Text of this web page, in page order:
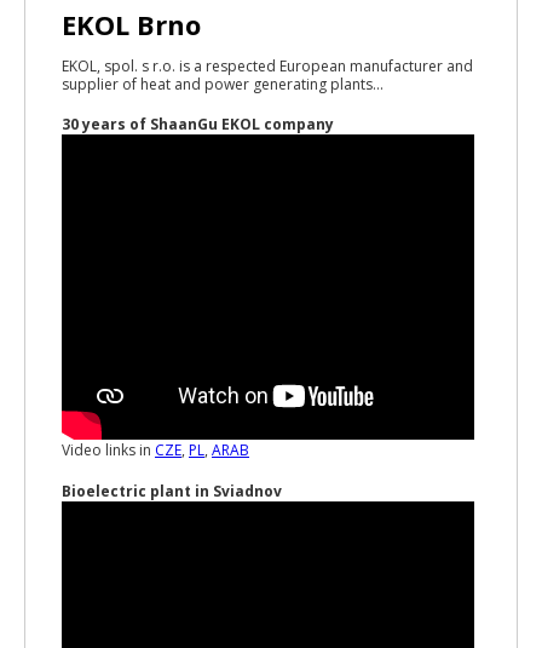
EKOL Brno
EKOL, spol. s r.o. is a respected European manufacturer and
supplier of heat and power generating plants...
30 years of ShaanGu EKOL company
Video links in CZE, PL, ARAB
Bioelectric plant in Sviadnov